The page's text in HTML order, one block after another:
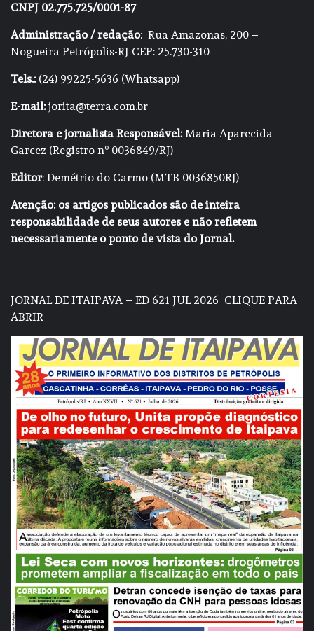
CNPJ 02.775.725/0001-87
Administração / redação: Rua Amazonas, 200 –
Nogueira Petrópolis-RJ CEP: 25.730-310
Tels.:(24) 99225-5636 (Whatsapp)
E-mail:jorita@terra.com.br
Diretora e jornalista Responsável:Maria Aparecida
Garcez (Registro nº 0036849/RJ)
Editor: Demétrio do Carmo (MTB 0036850RJ)
Atenção: os artigos publicados são de inteira
responsabilidade de seus autores e não refletem
necessariamente o ponto de vista do Jornal.
JORNAL DE ITAIPAVA – ED 621 JUL 2026 CLIQUE PARA
ABRIR